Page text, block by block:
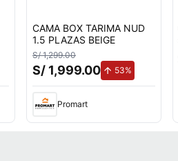
CAMA BOX TARIMA NUD
1.5 PLAZAS BEIGE
S/ 1,299.00
S/ 1,999.00 53%
Promart